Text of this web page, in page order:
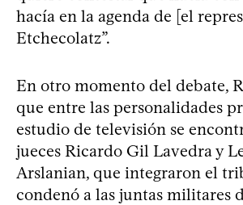
hacía en la agenda de [el
Etchecolatz”.
En otro momento del debate,
que entre las personalidades
estudio de televisión se
jueces Ricardo Gil Lavedra y
Arslanian, que integraron el
condenó a las juntas militares